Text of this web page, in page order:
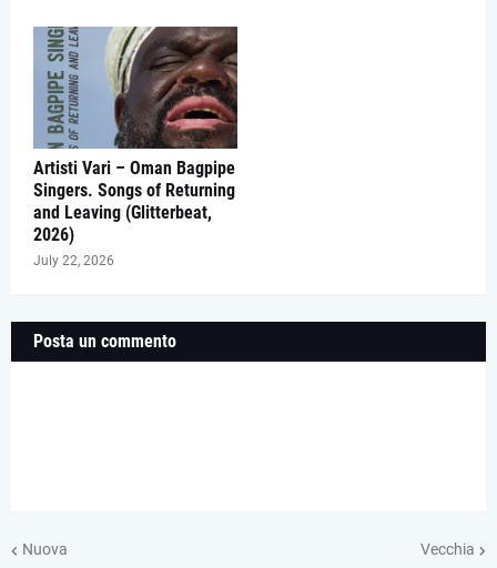
Artisti Vari – Oman Bagpipe
Singers. Songs of Returning
and Leaving (Glitterbeat,
2026)
July 22, 2026
Posta un commento
Nuova Vecchia